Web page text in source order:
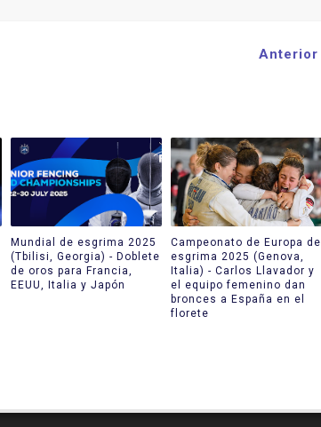
Anterior
Mundial de esgrima 2025
(Tbilisi, Georgia) - Doblete
de oros para Francia,
EEUU, Italia y Japón
Campeonato de Europa de
esgrima 2025 (Genova,
Italia) - Carlos Llavador y
el equipo femenino dan
bronces a España en el
florete